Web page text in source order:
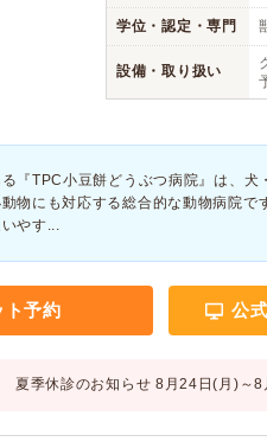
学位・認定・専門
設備・取り扱い
『TPC小豆餅どうぶつ病院』は、犬
物にも対応する総合的な動物病院
やす...
ト予約 公
夏季休診のお知らせ 8月24日(月)～
静岡市清水区 (19)
富士市 (17)
焼津市
袋井市 (9)
裾野市
菊川市 (3)
ネコ (1)
ハムスター
モルモット (1)
眼科系疾患
脳・神経系疾患
呼吸器系疾患 (1)